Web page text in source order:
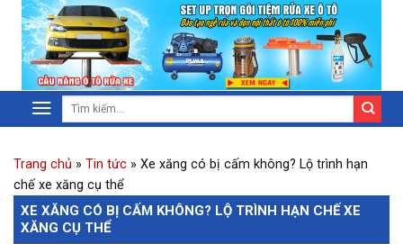
Trang chủ » Tin tức » Xe xăng có bị cấm không? Lộ trình hạn
chế xe xăng cụ thể
XE XĂNG CÓ BỊ CẤM KHÔNG? LỘ TRÌNH HẠN CHẾ XE
XĂNG CỤ THỂ